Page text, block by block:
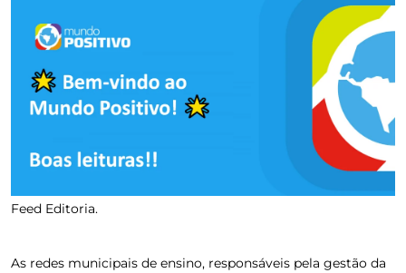
Feed Editoria.
As redes municipais de ensino, responsáveis pela gestão da